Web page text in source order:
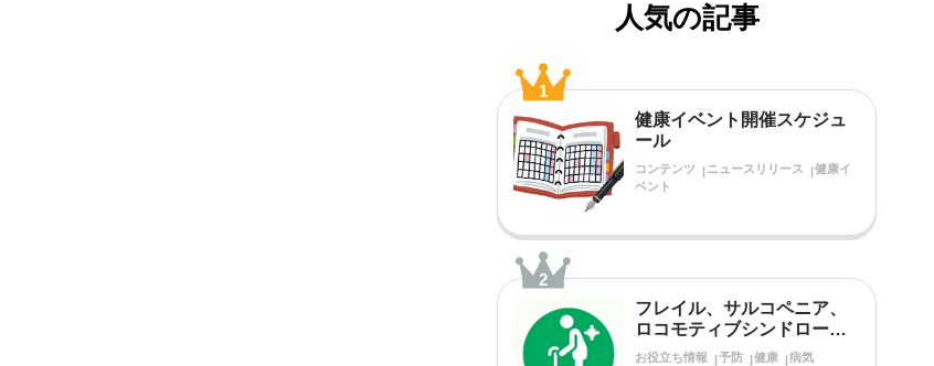
人気の記事
1
健康イベント開催スケジュ
ール
コンテンツ ニュースリリース
健康イ
ベント
2
フレイル、サルコペニア、
ロコモティブシンドローム
をご存知ですか？
お役立ち情報 予防 健康 病気